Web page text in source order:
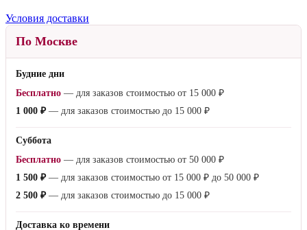
Условия доставки
По Москве
Будние дни
Бесплатно — для заказов стоимостью от 15 000 ₽
1 000 ₽— для заказов стоимостью до 15 000 ₽
Суббота
Бесплатно — для заказов стоимостью от 50 000 ₽
1 500 ₽— для заказов стоимостью от 15 000 ₽ до 50 000 ₽
2 500 ₽— для заказов стоимостью до 15 000 ₽
Доставка ко времени